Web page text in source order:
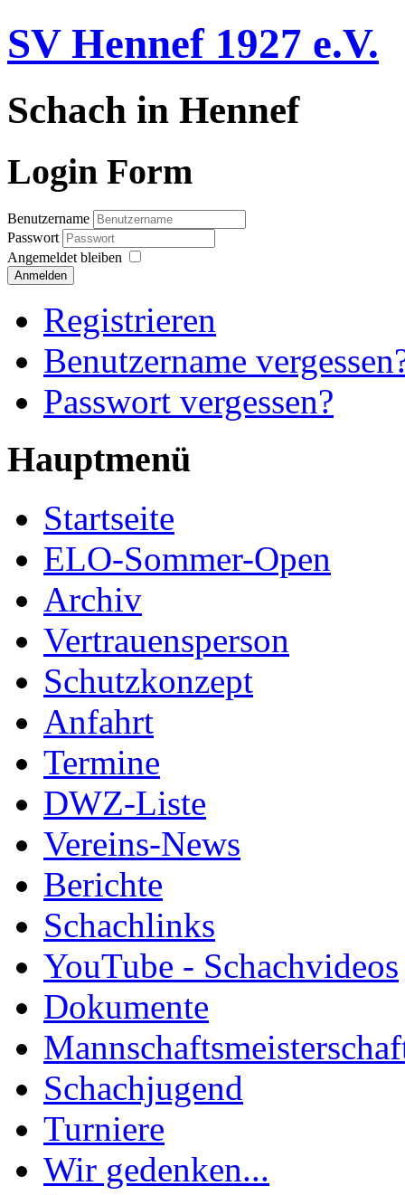
SV Hennef 1927 e.V.
Schach in Hennef
Login Form
Benutzername
Passwort
Angemeldet bleiben
Anmelden
Registrieren
Benutzername
Passwort vergessen?
Hauptmenü
Startseite
ELO-Sommer-Open
Archiv
Vertrauensperson
Schutzkonzept
Anfahrt
Termine
DWZ-Liste
Vereins-News
Berichte
Schachlinks
YouTube - Schachvideos
Dokumente
Schachjugend
Turniere
Wir gedenken...